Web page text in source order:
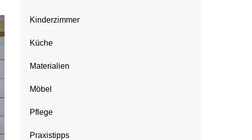
Kinderzimmer
Küche
Materialien
Möbel
Pflege
Praxistipps